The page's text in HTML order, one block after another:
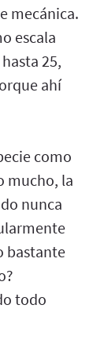
mecánica.
escala
25,
ahí
como
mucho, la
nunca
bastante
todo